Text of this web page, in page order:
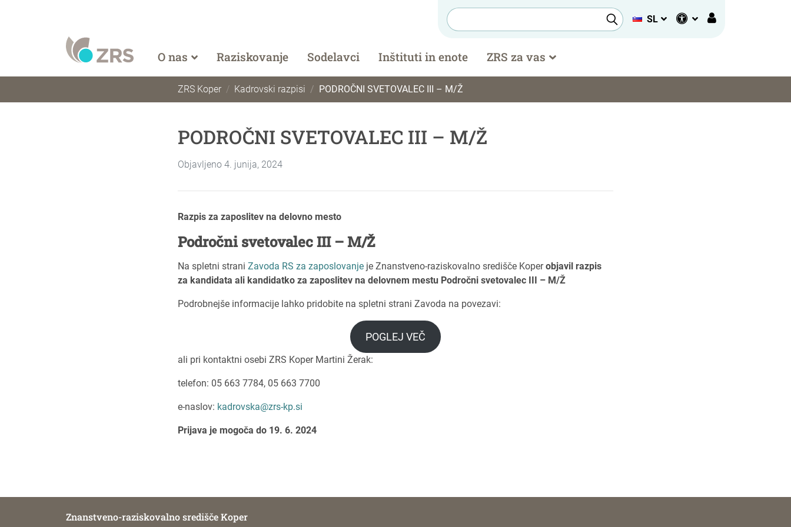
SL
O nas Raziskovanje Sodelavci Inštituti in enote ZRS za vas
ZRS Koper Kadrovski razpisi PODROČNI SVETOVALEC III – M/Ž
PODROČNI SVETOVALEC III – M/Ž
Objavljeno 4. junija, 2024
Razpis za zaposlitev na delovno mesto
Področni svetovalec III – M/Ž
Na spletni strani Zavoda RS za zaposlovanje je Znanstveno-raziskovalno središče Koperobjavil razpis
za kandidata ali kandidatko za zaposlitev na delovnem mestu Področni svetovalec III – M/Ž
Podrobnejše informacije lahko pridobite na spletni strani Zavoda na povezavi:
POGLEJ VEČ
ali pri kontaktni osebi ZRS Koper Martini Žerak:
telefon: 05 663 7784, 05 663 7700
e-naslov: kadrovska@zrs-kp.si
Prijava je mogoča do 19. 6. 2024
Znanstveno-raziskovalno središče Koper